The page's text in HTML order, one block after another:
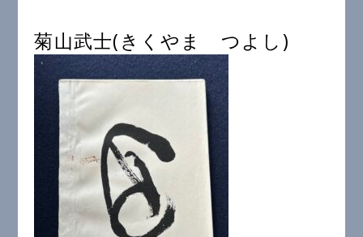
菊山武士(きくやま つよし)